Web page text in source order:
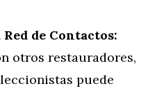
de Contactos:
otros restauradores,
puede